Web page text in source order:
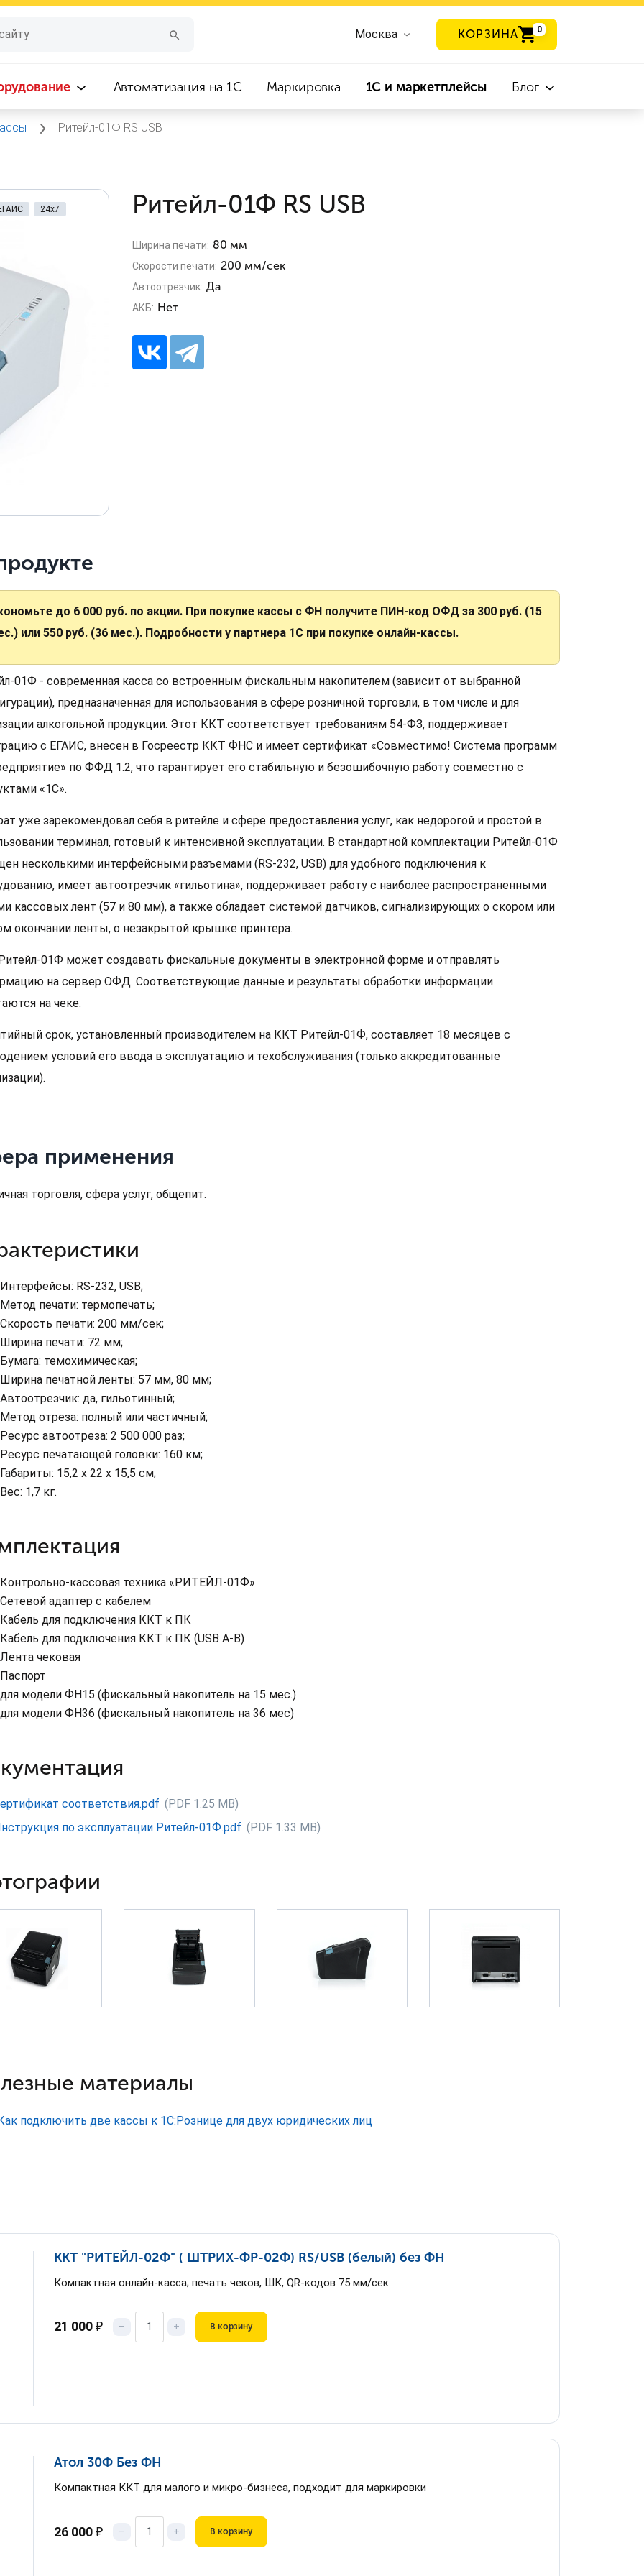
Москва КОРЗИНА 0
Автоматизация на 1С Маркировка 1С и маркетплейсы Блог
Ритейл-01Ф RS USB
24х7 Ритейл-01Ф RS USB
Ширина печати: 80 мм
Скорости печати: 200 мм/сек
Автоотрезчик: Да
АКБ: Нет
до 6 000 руб. по акции. При покупке кассы с ФН получите ПИН-код ОФД за 300 руб. (15
или 550 руб. (36 мес.). Подробности у партнера 1С при покупке онлайн-кассы.
01Ф - современная касса со встроенным фискальным накопителем (зависит от выбранной
предназначенная для использования в сфере розничной торговли, в том числе и для
алкогольной продукции. Этот ККТ соответствует требованиям 54-ФЗ, поддерживает
с ЕГАИС, внесен в Госреестр ККТ ФНС и имеет сертификат «Совместимо! Система программ
по ФФД 1.2, что гарантирует его стабильную и безошибочную работу совместно с
«1С».
уже зарекомендовал себя в ритейле и сфере предоставления услуг, как недорогой и простой в
терминал, готовый к интенсивной эксплуатации. В стандартной комплектации Ритейл-01Ф
несколькими интерфейсными разъемами (RS-232, USB) для удобного подключения к
имеет автоотрезчик «гильотина», поддерживает работу с наиболее распространенными
кассовых лент (57 и 80 мм), а также обладает системой датчиков, сигнализирующих о скором или
окончании ленты, о незакрытой крышке принтера.
01Ф может создавать фискальные документы в электронной форме и отправлять
на сервер ОФД. Соответствующие данные и результаты обработки информации
на чеке.
срок, установленный производителем на ККТ Ритейл-01Ф, составляет 18 месяцев с
условий его ввода в эксплуатацию и техобслуживания (только аккредитованные
применения
торговля, сфера услуг, общепит.
Интерфейсы: RS-232, USB;
Метод печати: термопечать;
Скорость печати: 200 мм/сек;
Ширина печати: 72 мм;
Бумага: темохимическая;
Ширина печатной ленты: 57 мм, 80 мм;
Автоотрезчик: да, гильотинный;
Метод отреза: полный или частичный;
Ресурс автоотреза: 2 500 000 раз;
Ресурс печатающей головки: 160 км;
Габариты: 15,2 х 22 х 15,5 см;
Вес: 1,7 кг.
Контрольно-кассовая техника «РИТЕЙЛ-01Ф»
Сетевой адаптер с кабелем
Кабель для подключения ККТ к ПК
Кабель для подключения ККТ к ПК (USB A-B)
Лента чековая
Паспорт
для модели ФН15 (фискальный накопитель на 15 мес.)
для модели ФН36 (фискальный накопитель на 36 мес)
соответствия.pdf (PDF 1.25 MB)
по эксплуатации Ритейл-01Ф.pdf (PDF 1.33 MB)
материалы
подключить две кассы к 1С:Рознице для двух юридических лиц
ККТ "РИТЕЙЛ-02Ф" ( ШТРИХ-ФР-02Ф) RS/USB (белый) без ФН
Компактная онлайн-касса; печать чеков, ШК, QR-кодов 75 мм/сек
21 000₽ – + В корзину
Атол 30Ф Без ФН
Компактная ККТ для малого и микро-бизнеса, подходит для маркировки
26 000₽ – + В корзину